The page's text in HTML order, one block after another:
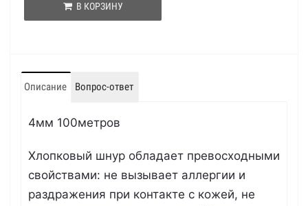
В КОРЗИНУ
Описание Вопрос-ответ
4мм 100метров
Хлопковый шнур обладает превосходными
свойствами: не вызывает аллергии и
раздражения при контакте с кожей, не